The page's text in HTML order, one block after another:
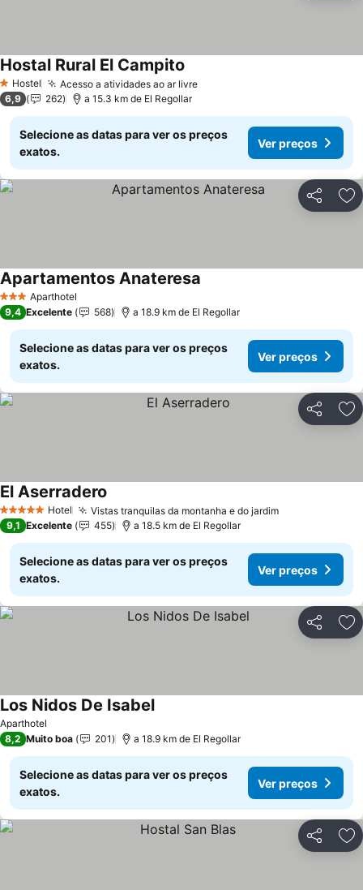
1 Estrelas
Hostel Acesso a atividades ao ar livreVer preços
Hostal Rural El Campito
6,9 262 a 15.3 km de El Regollar
Selecione as datas para ver os preços
exatos.
Ver preços
Partilhar
3 EstrelasAparthotel
Apartamentos Anateresa
9,4 Excelente 568 a 18.9 km de El Regollar
Selecione as datas para ver os preços
exatos.
Ver preços
Partilhar
5 Estrelas Hotel Vistas tranquilas da montanha e do jardimVer preços
El Aserradero
9,1 Excelente 455 a 18.5 km de El Regollar
Selecione as datas para ver os preços
exatos.
Ver preços
Partilhar
Aparthotel
Los Nidos De IsabelVer preços
8,2 Muito boa 201 a 18.9 km de El Regollar
Selecione as datas para ver os preços
exatos.
Ver preços
Partilhar